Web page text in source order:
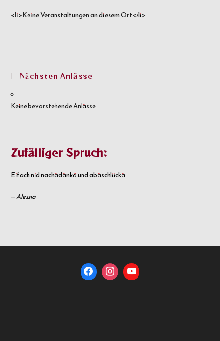
<li>Keine Veranstaltungen an diesem Ort</li>
Nächsten Anlässe
Keine bevorstehende Anlässe
Zufälliger Spruch:
Eifach nid nachädänkä und abäschlückä.
—Alessia